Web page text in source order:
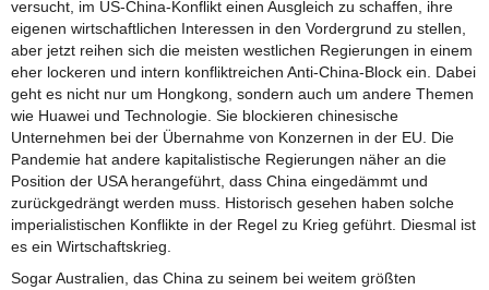
versucht, im US-China-Konflikt einen Ausgleich zu schaffen, ihre
eigenen wirtschaftlichen Interessen in den Vordergrund zu stellen,
aber jetzt reihen sich die meisten westlichen Regierungen in einem
eher lockeren und intern konfliktreichen Anti-China-Block ein. Dabei
geht es nicht nur um Hongkong, sondern auch um andere Themen
wie Huawei und Technologie. Sie blockieren chinesische
Unternehmen bei der Übernahme von Konzernen in der EU. Die
Pandemie hat andere kapitalistische Regierungen näher an die
Position der USA herangeführt, dass China eingedämmt und
zurückgedrängt werden muss. Historisch gesehen haben solche
imperialistischen Konflikte in der Regel zu Krieg geführt. Diesmal ist
es ein Wirtschaftskrieg.
Sogar Australien, das China zu seinem bei weitem größten